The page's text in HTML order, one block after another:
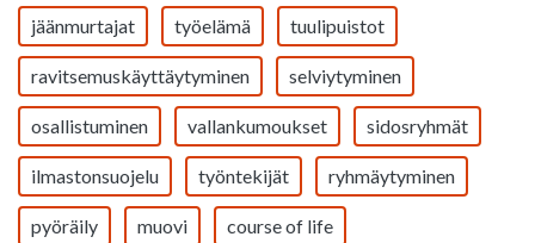
jäänmurtajat työelämä tuulipuistot
ravitsemuskäyttäytyminen selviytyminen
osallistuminen vallankumoukset sidosryhmät
ilmastonsuojelu työntekijät ryhmäytyminen
pyöräily muovi course of life